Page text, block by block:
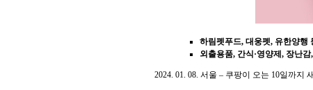
하림펫푸드, 대웅펫, 유한양행
외출용품, 간식·영양제, 장난
2024. 01. 08. 서울 – 쿠팡이 오는 10일까지